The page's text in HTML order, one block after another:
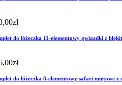
zł
do łóżeczka 11-elementowy gwiazdki z
zł
do łóżeczka 8-elementowy safari miętowe z